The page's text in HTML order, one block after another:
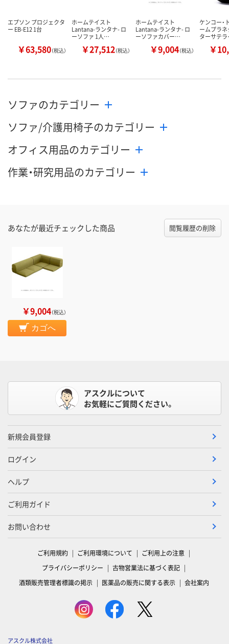
エプソン プロジェクタ
ー EB-E12 1台
￥63,580（税込）
ホームテイスト
Lantana-ランタナ- ロ
ーソファ 1人…
￥27,512（税込）
ホームテイスト
Lantana-ランタナ- ロ
ーソファカバー…
￥9,004（税込）
ケンコー・
ームプラ
ターサテ
￥
ソファのカテゴリー
ソファ/介護用椅子のカテゴリー
オフィス用品のカテゴリー
作業・研究用品のカテゴリー
あなたが最近チェックした商品 閲覧履歴の削除
￥9,004（税込）
カゴへ
アスクルについて
お気軽にご質問ください。
新規会員登録
ログイン
ヘルプ
ご利用ガイド
お問い合わせ
ご利用規約 ご利用環境について
ご利用上の注意
プライバシーポリシー
古物営業法に基づく表記
酒類販売管理者標識の掲示
医薬品の販売に関する表示 会社案内
アスクル株式会社